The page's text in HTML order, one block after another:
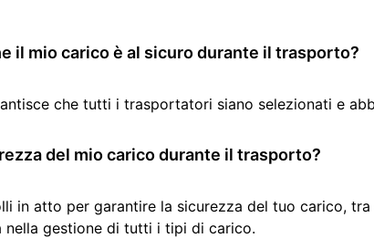
il mio carico è al sicuro durante il trasporto?
che tutti i trasportatori siano selezionati e
del mio carico durante il trasporto?
in atto per garantire la sicurezza del tuo carico,
nella gestione di tutti i tipi di carico.